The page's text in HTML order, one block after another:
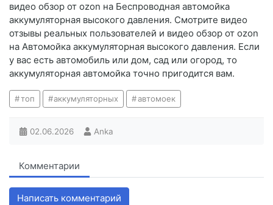
видео обзор от ozon на Беспроводная автомойка
аккумуляторная высокого давления. Смотрите видео
отзывы реальных пользователей и видео обзор от ozon
на Автомойка аккумуляторная высокого давления. Если
у вас есть автомобиль или дом, сад или огород, то
аккумуляторная автомойка точно пригодится вам.
топ аккумуляторных автомоек
02.06.2026 Anka
Комментарии
Написать комментарий